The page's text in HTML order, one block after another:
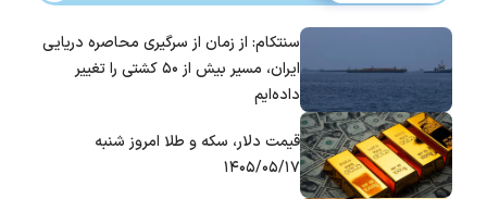
سنتکام: از زمان از سرگیری محاصره دریایی
ایران، مسیر بیش از ۵۰ کشتی را تغییر
داده‌ایم
قیمت دلار، سکه و طلا امروز شنبه
۱۴۰۵/۰۵/۱۷